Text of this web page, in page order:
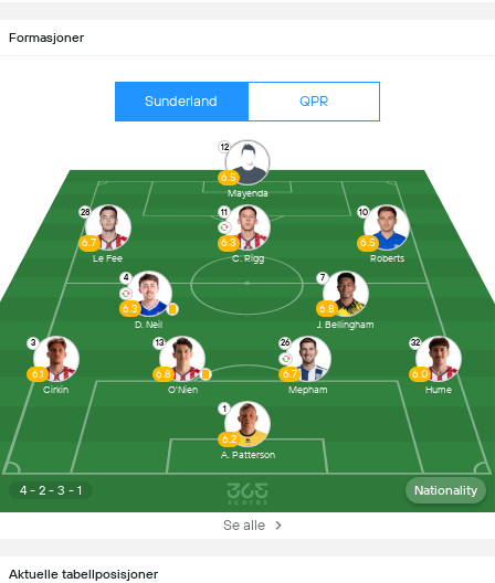
Aktuelle tabellposisjoner
Formasjoner
Sunderland QPR
4 - 2 - 3 - 1 Nationality
1
6.2
A. Patterson
3
6.1
Cirkin
13
6.8
O'Nien
26
6.7
Mepham
32
6.0
Hume
4
6.3
D. Neil
7
6.8
J. Bellingham
28
6.7
Le Fee
11
6.3
C. Rigg
10
6.5
Roberts
12
6.5
Mayenda
Se alle